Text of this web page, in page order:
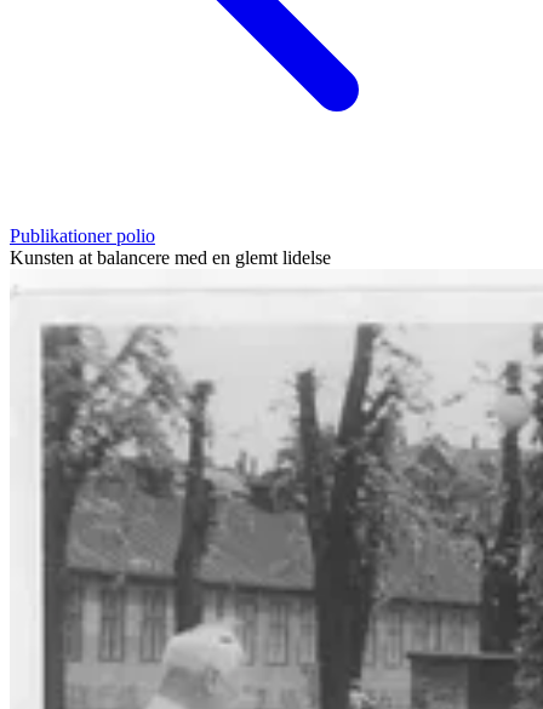
Publikationer polio
Kunsten at balancere med en glemt lidelse